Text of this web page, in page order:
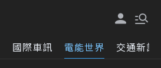
國際車訊 電能世界 交通新訊